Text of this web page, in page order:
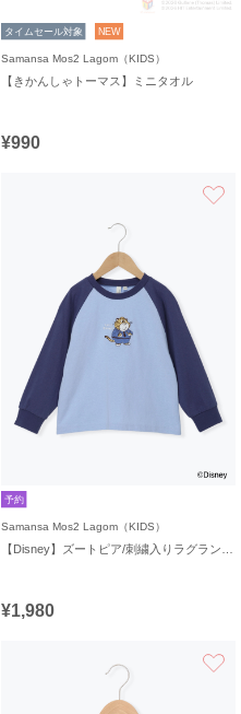
タイムセール対象 NEW
Samansa Mos2 Lagom（KIDS）
【きかんしゃトーマス】ミニタオル
¥990
予約
Samansa Mos2 Lagom（KIDS）
¥1,980